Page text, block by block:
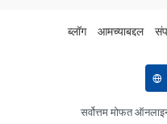
ब्लॉग आमच्याबद्दल
सर्वोत्तम मोफत